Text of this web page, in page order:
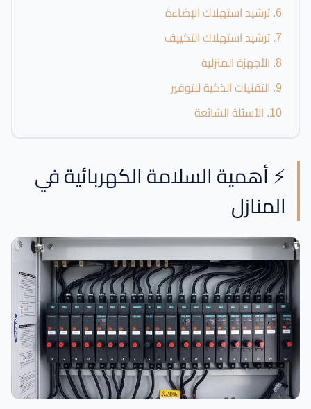
6. ترشيد استهلاك الإضاءة
7. ترشيد استهلاك التكييف
8. الأجهزة المنزلية
9. التقنيات الذكية للتوفير
10. الأسئلة الشائعة
⚡ أهمية السلامة الكهربائية في
المنازل